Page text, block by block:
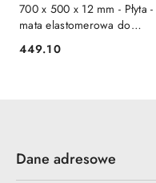
700 x 500 x 12 mm - Płyta -
mata elastomerowa do
zagęszczarki
Cena:
449.10
Dane adresowe